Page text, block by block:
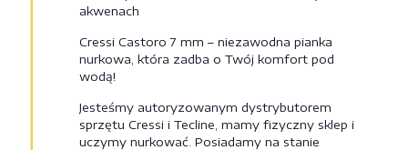
akwenach
Cressi Castoro 7 mm – niezawodna pianka
nurkowa, która zadba o Twój komfort pod
wodą!
Jesteśmy autoryzowanym dystrybutorem
sprzętu Cressi i Tecline, mamy fizyczny sklep i
uczymy nurkować. Posiadamy na stanie